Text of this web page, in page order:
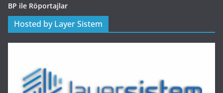
BP ile Röportajlar
Hosted by Layer Sistem